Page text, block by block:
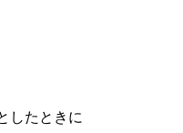
したときに